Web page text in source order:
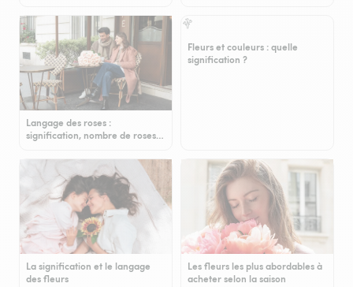
Langage des roses :
signification, nombre de roses…
Fleurs et couleurs : quelle
signification ?
La signification et le langage
des fleurs
Les fleurs les plus abordables à
acheter selon la saison